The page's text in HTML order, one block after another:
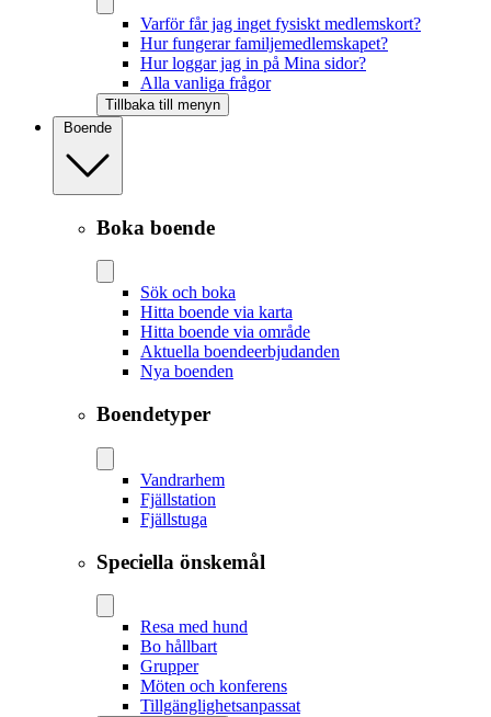
Varför får jag inget fysiskt medlemskort?
Hur fungerar familjemedlemskapet?
Hur loggar jag in på Mina sidor?
Alla vanliga frågor
Tillbaka till menyn
Boende
Boka boende
Sök och boka
Hitta boende via karta
Hitta boende via område
Aktuella boendeerbjudanden
Nya boenden
Boendetyper
Vandrarhem
Fjällstation
Fjällstuga
Speciella önskemål
Resa med hund
Bo hållbart
Grupper
Möten och konferens
Tillgänglighetsanpassat